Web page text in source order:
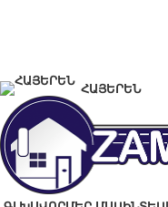
ՀԱՅԵՐԵՆ